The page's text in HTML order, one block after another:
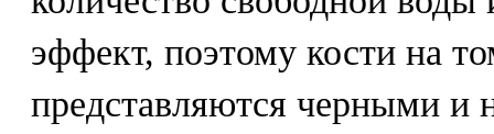
эффект, поэтому кости на
представляются черными и